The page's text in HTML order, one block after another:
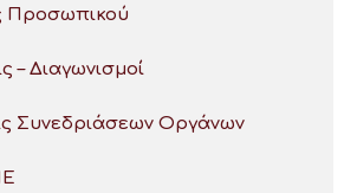
Προσωπικού
– Διαγωνισμοί
Συνεδριάσεων Οργάνων